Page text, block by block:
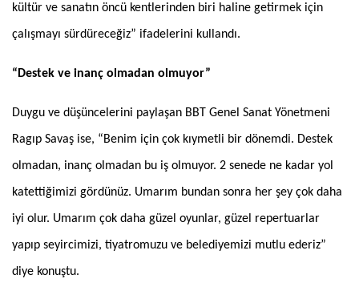
kültür ve sanatın öncü kentlerinden biri haline getirmek için
çalışmayı sürdüreceğiz” ifadelerini kullandı.
“Destek ve inanç olmadan olmuyor”
Duygu ve düşüncelerini paylaşan BBT Genel Sanat Yönetmeni
Ragıp Savaş ise, “Benim için çok kıymetli bir dönemdi. Destek
olmadan, inanç olmadan bu iş olmuyor. 2 senede ne kadar yol
katettiğimizi gördünüz. Umarım bundan sonra her şey çok daha
iyi olur. Umarım çok daha güzel oyunlar, güzel repertuarlar
yapıp seyircimizi, tiyatromuzu ve belediyemizi mutlu ederiz”
diye konuştu.